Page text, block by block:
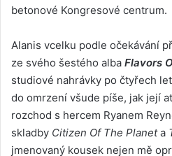
betonové Kongresové centrum.
Alanis vcelku podle očekávání
ze svého šestého alba Flavors
studiové nahrávky po čtyřech
do omrzení všude píše, jak její
rozchod s hercem Ryanem
skladby Citizen Of The Planeta
jmenovaný kousek nejen mě